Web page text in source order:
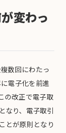
変わっ
数回にわたっ
電子化を前進
の改正で電子取
なり、電子取引
とが原則となり